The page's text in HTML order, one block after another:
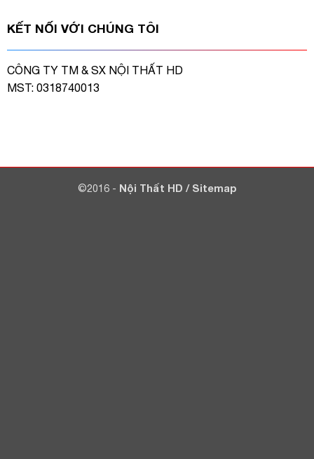
KẾT NỐI VỚI CHÚNG TÔI
CÔNG TY TM & SX NỘI THẤT HD
MST: 0318740013
©2016 - Nội Thất HD / Sitemap